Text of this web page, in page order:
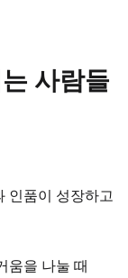
사람들
인품이 성장하고
움을 나눌 때